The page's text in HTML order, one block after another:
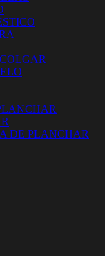
DE PLANCHAR